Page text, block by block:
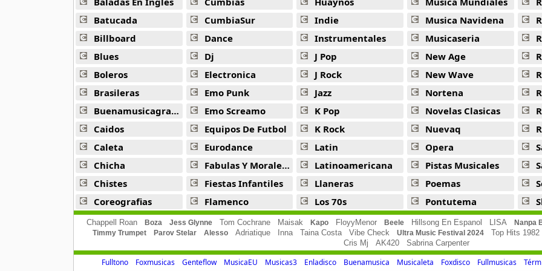
Duo Ayacucho
18 músicas online
Duo Latidos
20 músicas online
11 músicas online
Duo Pachas
Duo Retama
12 músicas online
Duo Romances
31 músicas online
Duo Sentimiento
Mi Gran Ilusion -
Amaranta
Batucada
Billboard
Blues
Boleros
Brasileras
Buenamusicagratis
Caidos
Caleta
Chicha
Chistes
Coreografias
CumbiaSur
Dance
Dj
Electronica
Emo Punk
Emo Screamo
Equipos De Futbol
Eurodance
Fabulas Y Moralejas
Fiestas Infantiles
Flamenco
Indie
Instrumentales
J Pop
J Rock
Jazz
K Pop
K Rock
Latin
Latinoamericana
Llaneras
Los 70s
Musica Navidena
Musicaseria
New Age
New Wave
Nortena
Novelas Clasicas
Nuevaq
Opera
Pistas Musicales
Poemas
Pontutema
Chappell Roan Boza Jess Glynne Tom Cochrane Maisak Kapo FloyyMenor Beele Hillsong En Espanol LISA
Nanpa
Timmy Trumpet
Parov Stelar Alesso Adriatique Inna Taina Costa Vibe Check Ultra Music Festival 2024
Top Hits 1982
Cris Mj
AK420 Sabrina Carpenter
Fulltono Foxmusicas Genteflow MusicaEU Musicas3 Enladisco Buenamusica Musicaleta Foxdisco Fullmusicas